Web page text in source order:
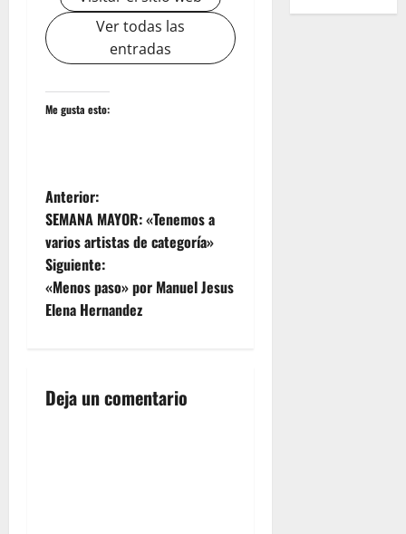
Ver todas las
entradas
Me gusta esto:
N
a
v
e
a
Anterior:
SEMANA MAYOR: «Tenemos a
varios artistas de categoría»
Siguiente:
«Menos paso» por Manuel Jesus
Elena Hernandez
Deja un comentario